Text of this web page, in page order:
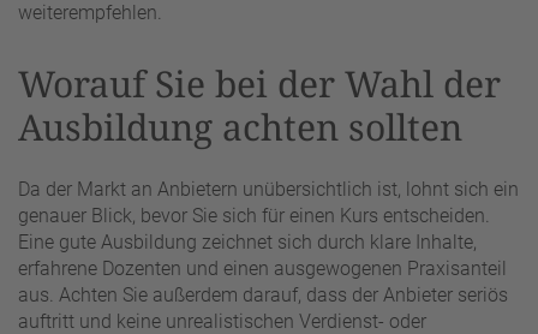
weiterempfehlen.
Worauf Sie bei der Wahl der
Ausbildung achten sollten
Da der Markt an Anbietern unübersichtlich ist, lohnt sich ein
genauer Blick, bevor Sie sich für einen Kurs entscheiden.
Eine gute Ausbildung zeichnet sich durch klare Inhalte,
erfahrene Dozenten und einen ausgewogenen Praxisanteil
aus. Achten Sie außerdem darauf, dass der Anbieter seriös
auftritt und keine unrealistischen Verdienst- oder